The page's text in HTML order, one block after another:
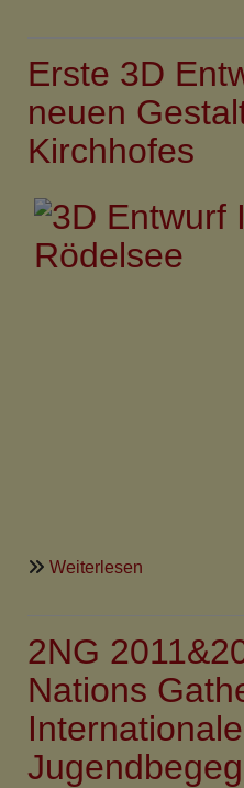
in
Erste 3D
neuen
Kirchhofes
Weiterlesen
Entwürfe
neuen
Gestaltung
des
Kirchhofes
2NG
Nations
Internationale